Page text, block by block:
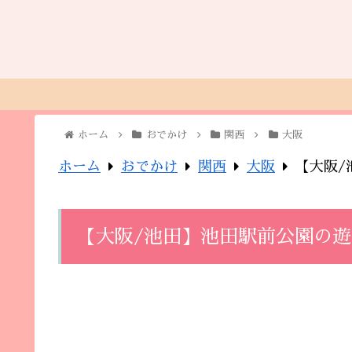
ホーム おでかけ 関西 大阪
ホーム おでかけ 関西 大阪 【大阪/
【大阪/池田】池田駅前公園の